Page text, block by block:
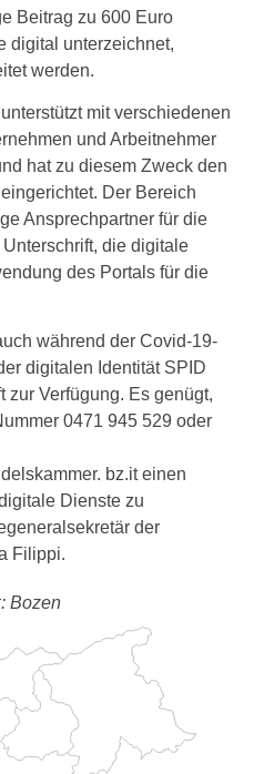
Beitrag zu 600 Euro
digital unterzeichnet,
werden.
mit verschiedenen
und Arbeitnehmer
hat zu diesem Zweck den
Der Bereich
Ansprechpartner für die
die digitale
des Portals für die
während der Covid-19-
digitalen Identität SPID
zur Verfügung. Es genügt,
0471 945 529 oder
bz.it einen
Dienste zu
der
Filippi.
Bozen